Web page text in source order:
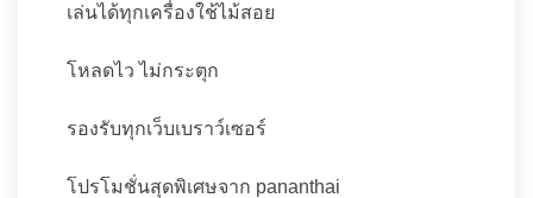
เล่นได้ทุกเครื่องใช้ไม้สอย
โหลดไว ไม่กระตุก
รองรับทุกเว็บเบราว์เซอร์
โปรโมชั่นสุดพิเศษจาก pananthai